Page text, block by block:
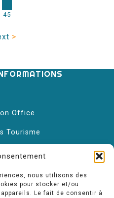
nous utilisons des
pour stocker et/ou
Le fait de consentir à
45
>
Office
Tourisme